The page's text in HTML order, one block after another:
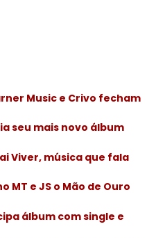
Music e Crivo fecham
seu mais novo álbum
Viver, música que fala
MT e JS o Mão de Ouro
álbum com single e